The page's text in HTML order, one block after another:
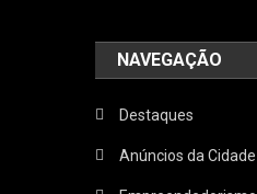
NAVEGAÇÃO
Destaques
Anúncios da Cidade